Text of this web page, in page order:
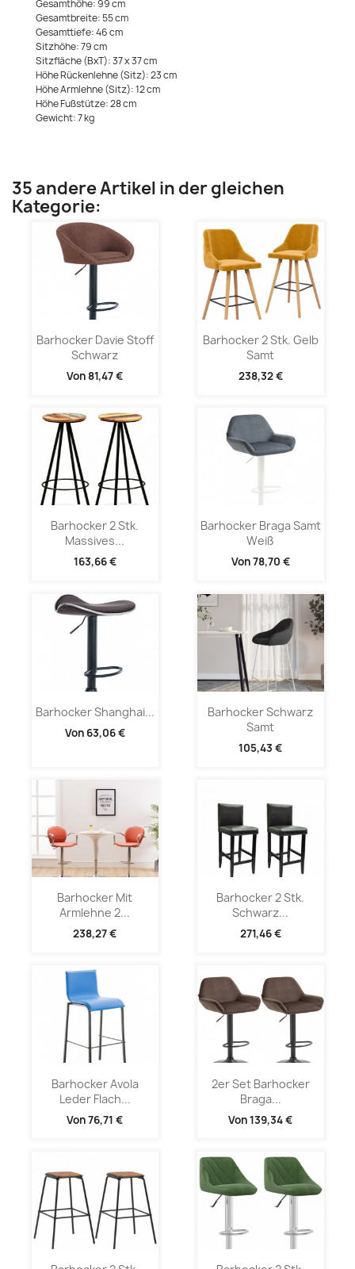
Gesamthöhe: 99 cm
Gesamtbreite: 55 cm
Gesamttiefe: 46 cm
Sitzhöhe: 79 cm
Sitzfläche (BxT): 37 x 37 cm
Höhe Rückenlehne (Sitz): 23 cm
Höhe Armlehne (Sitz): 12 cm
Höhe Fußstütze: 28 cm
Gewicht: 7 kg
35 andere Artikel in der gleichen
Kategorie:
Barhocker Davie Stoff
Schwarz
Von 81,47 €
Barhocker 2 Stk. Gelb
Samt
238,32 €
Barhocker 2 Stk.
Massives...
163,66 €
Barhocker Braga Samt
Weiß
Von78,70 €
Barhocker Shanghai...
Von 63,06 €
Barhocker Schwarz
Samt
105,43 €
Barhocker Mit
Armlehne 2...
238,27 €
Barhocker 2 Stk.
Schwarz...
271,46 €
Barhocker Avola
Leder Flach...
Von76,71 €
2er Set Barhocker
Braga...
Von139,34 €